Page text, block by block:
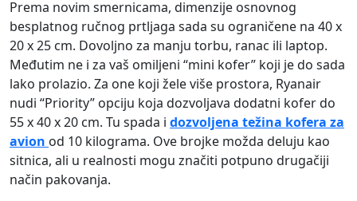
Prema novim smernicama, dimenzije osnovnog
besplatnog ručnog prtljaga sada su ograničene na 40 x
20 x 25 cm. Dovoljno za manju torbu, ranac ili laptop.
Međutim ne i za vaš omiljeni “mini kofer” koji je do sada
lako prolazio. Za one koji žele više prostora, Ryanair
nudi “Priority” opciju koja dozvoljava dodatni kofer do
55 x 40 x 20 cm. Tu spada i dozvoljena težina kofera za
avion od 10 kilograma. Ove brojke možda deluju kao
sitnica, ali u realnosti mogu značiti potpuno drugačiji
način pakovanja.